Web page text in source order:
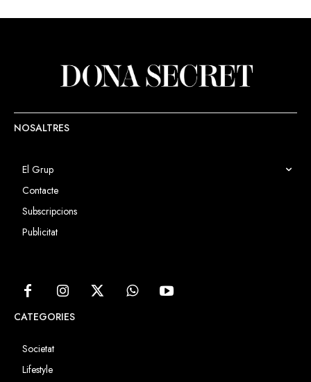
NOSALTRES
El Grup
Contacte
Subscripcions
Publicitat
CATEGORIES
Societat
Lifestyle